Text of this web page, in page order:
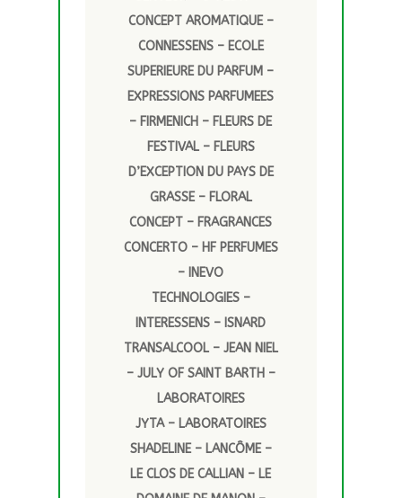
CONCEPT AROMATIQUE –
CONNESSENS – ECOLE
SUPERIEURE DU PARFUM –
EXPRESSIONS PARFUMEES
– FIRMENICH – FLEURS DE
FESTIVAL – FLEURS
D’EXCEPTION DU PAYS DE
GRASSE – FLORAL
CONCEPT – FRAGRANCES
CONCERTO – HF PERFUMES
– INEVO
TECHNOLOGIES –
INTERESSENS – ISNARD
TRANSALCOOL – JEAN NIEL
– JULY OF SAINT BARTH –
LABORATOIRES
JYTA – LABORATOIRES
SHADELINE – LANCÔME –
LE CLOS DE CALLIAN – LE